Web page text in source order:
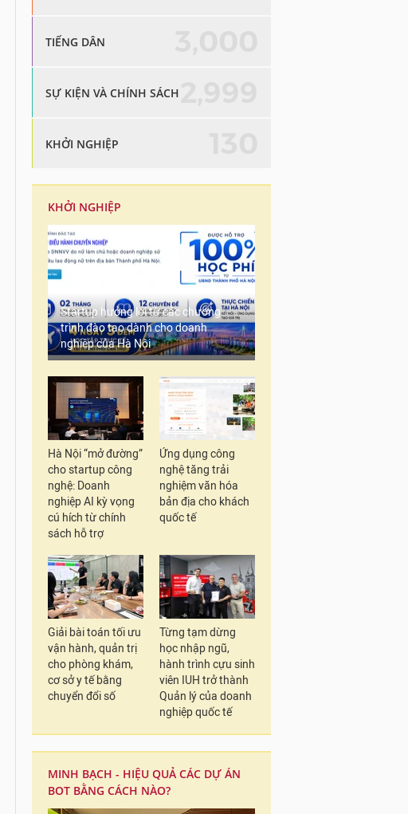
TIẾNG DÂN
SỰ KIỆN VÀ CHÍNH SÁCH
KHỞI NGHIỆP
KHỞI NGHIỆP
Startup hưởng lợi từ các chương
trình đào tạo dành cho doanh
nghiệp của Hà Nội
Hà Nội “mở đường”
cho startup công
nghệ: Doanh
nghiệp AI kỳ vọng
cú hích từ chính
sách hỗ trợ
Ứng dụng công
nghệ tăng trải
nghiệm văn hóa
bản địa cho khách
quốc tế
Giải bài toán tối ưu
vận hành, quản trị
cho phòng khám,
cơ sở y tế bằng
chuyển đổi số
Từng tạm dừng
học nhập ngũ,
hành trình cựu sinh
viên IUH trở thành
Quản lý của doanh
nghiệp quốc tế
MINH BẠCH - HIỆU QUẢ CÁC DỰ ÁN
BOT BẰNG CÁCH NÀO?